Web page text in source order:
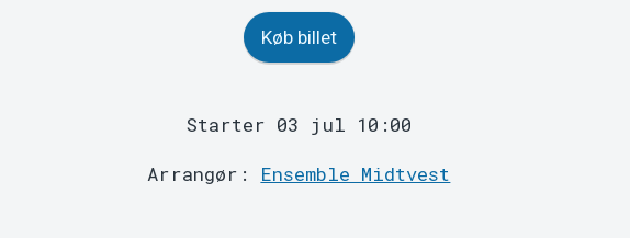
Køb billet
Starter 03 jul 10:00
Arrangør: Ensemble Midtvest